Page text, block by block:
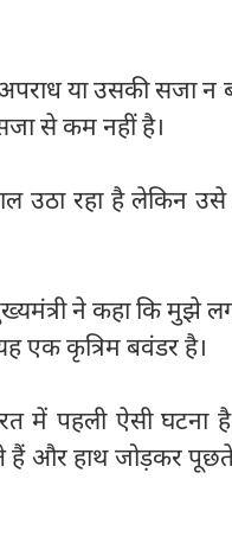
या उसकी सजा
से कम नहीं है।
उठा रहा है लेकिन
ने कहा कि मुझे
एक कृत्रिम बवंडर है।
में पहली ऐसी घटना
हैं और हाथ जोड़कर